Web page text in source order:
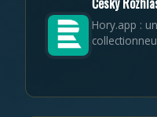
Hory.app :